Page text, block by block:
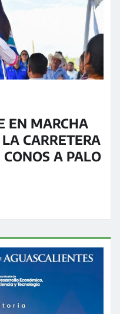
EN MARCHA
CARRETERA
A PALO